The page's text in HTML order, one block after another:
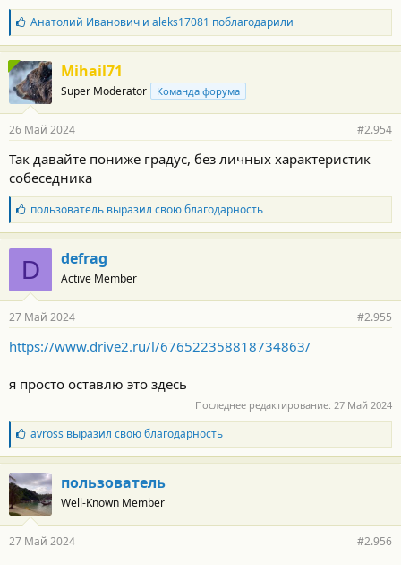
Б
л
а
г
о
д
а
н
с
т
и
:
Анатолий Ивановичи aleks17081 поблагодарили
Mihail71
Super Moderator Команда форума
26 Май 2024 #2.954
Так давайте пониже градус, без личных характеристик
собеседника
Б
л
а
г
о
д
а
н
с
и
:
пользовательвыразил свою благодарность
D defrag
Active Member
27 Май 2024 #2.955
https://www.drive2.ru/l/676522358818734863/
я просто оставлю это здесь
Последнее редактирование: 27 Май 2024
Б
л
а
г
о
д
а
н
avross выразил свою благодарность
пользователь
Well-Known Member
27 Май 2024 #2.956